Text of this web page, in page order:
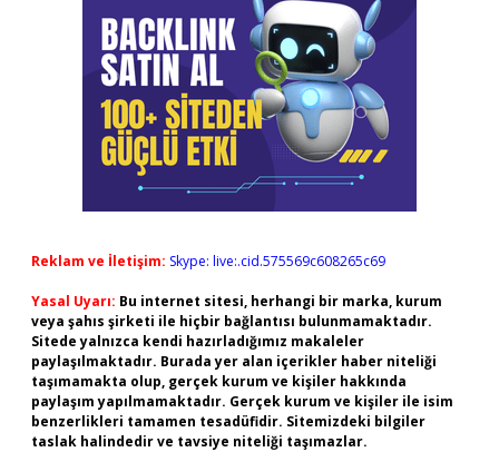
Reklam ve İletişim: Skype: live:.cid.575569c608265c69
Yasal Uyarı: Bu internet sitesi, herhangi bir marka, kurum
veya şahıs şirketi ile hiçbir bağlantısı bulunmamaktadır.
Sitede yalnızca kendi hazırladığımız makaleler
paylaşılmaktadır. Burada yer alan içerikler haber niteliği
taşımamakta olup, gerçek kurum ve kişiler hakkında
paylaşım yapılmamaktadır. Gerçek kurum ve kişiler ile isim
benzerlikleri tamamen tesadüfidir. Sitemizdeki bilgiler
taslak halindedir ve tavsiye niteliği taşımazlar.